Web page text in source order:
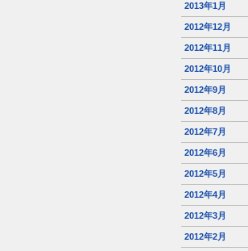
2013年1月
2012年12月
2012年11月
2012年10月
2012年9月
2012年8月
2012年7月
2012年6月
2012年5月
2012年4月
2012年3月
2012年2月